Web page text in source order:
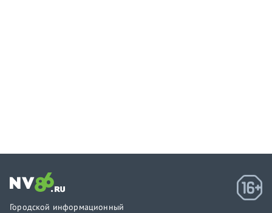
Городской информационный